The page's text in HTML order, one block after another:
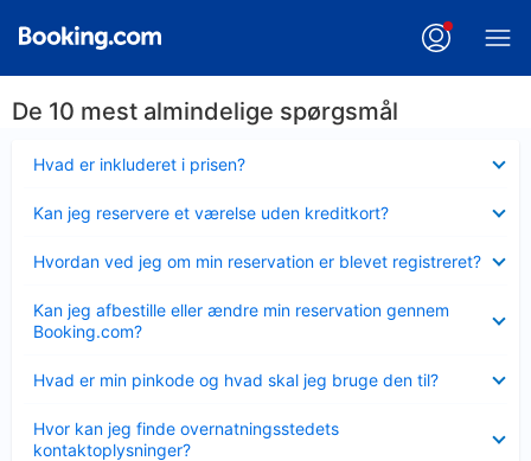
De 10 mest almindelige spørgsmål
Hvad er inkluderet i prisen?
Kan jeg reservere et værelse uden kreditkort?
Hvordan ved jeg om min reservation er blevet registreret?
Kan jeg afbestille eller ændre min reservation gennem
Booking.com?
Hvad er min pinkode og hvad skal jeg bruge den til?
Hvor kan jeg finde overnatningsstedets
kontaktoplysninger?